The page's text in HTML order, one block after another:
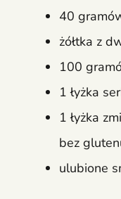
40
żółtka z
100
1 łyżka
1 łyżka
bez
ulubione